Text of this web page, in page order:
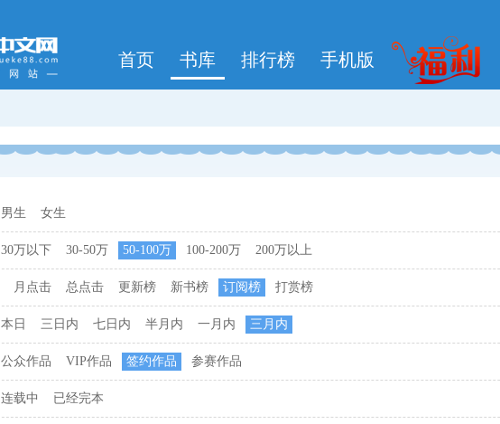
首页 书库 排行榜 手机版
男生 女生
30万以下 30-50万 50-100万 100-200万 200万以上
月点击 总点击 更新榜 新书榜 订阅榜 打赏榜
本日 三日内 七日内 半月内 一月内 三月内
公众作品 VIP作品 签约作品 参赛作品
连载中 已经完本